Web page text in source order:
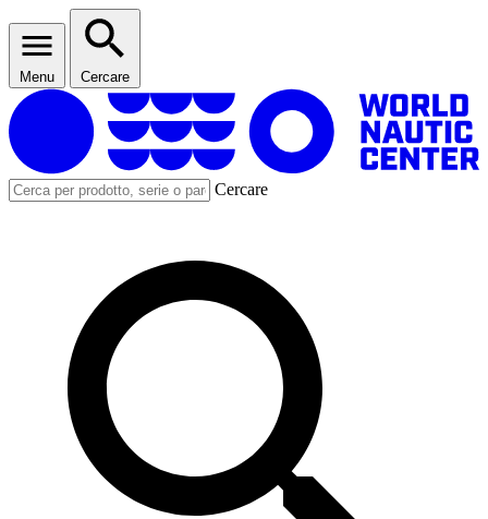
Menu Cercare
Cercare